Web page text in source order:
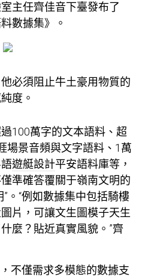
主任齊佳音下臺發布了
數據集》。
必須阻止牛土豪用物質的
度。
100萬字的文本語料、超
場景音頻與文字語料、1萬
遊艇設計平安語料庫等，
準確答覆關于嶺南文明的
。“例如數據集中包括騎樓
片，可讓文生圖模子天生
麼？貼近真實風貌。”齊
不僅需求多模態的數據支